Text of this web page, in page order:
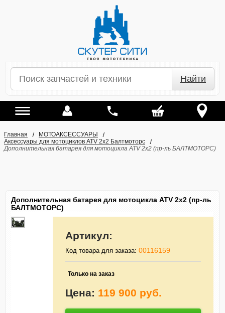
Найти
Главная
МОТОАКСЕССУАРЫ
Аксессуары для мотоциклов ATV 2х2 Балтмоторс
Дополнительная батарея для мотоцикла ATV 2х2 (пр-ль БАЛТМОТОРС)
Дополнительная батарея для мотоцикла ATV 2х2 (пр-ль
БАЛТМОТОРС)
Артикул:
Код товара для заказа:00116159
Только на заказ
Цена: 119 900 руб.